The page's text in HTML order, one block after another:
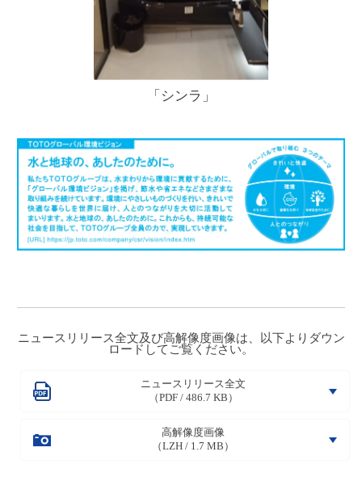
「シンラ」
ニュースリリース全文及び高解像度画像は、以下よりダウン
ロードしてご覧ください。
ニュースリリース全文
（PDF / 486.7 KB）
高解像度画像
（LZH / 1.7 MB）